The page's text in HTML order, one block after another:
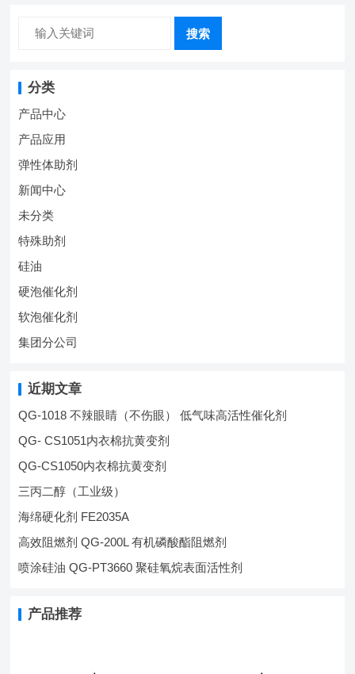
搜索
分类
产品中心
产品应用
弹性体助剂
新闻中心
未分类
特殊助剂
硅油
硬泡催化剂
软泡催化剂
集团分公司
近期文章
QG-1018 不辣眼睛（不伤眼） 低气味高活性催化剂
QG- CS1051内衣棉抗黄变剂
QG-CS1050内衣棉抗黄变剂
三丙二醇（工业级）
海绵硬化剂 FE2035A
高效阻燃剂 QG-200L 有机磷酸酯阻燃剂
喷涂硅油 QG-PT3660 聚硅氧烷表面活性剂
产品推荐